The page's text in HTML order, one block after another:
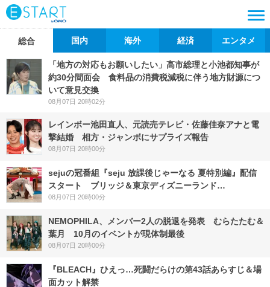
総合 国内 海外 経済 エンタメ
「地方の対応もお願いしたい」高市総理と小池都知事が
約30分間面会 食料品の消費税減税に伴う地方財源につ
いて意見交換
08月07日 20時02分
レインボー池田直人、元読売テレビ・佐藤佳奈アナと電
撃結婚 相方・ジャンボにサプライズ報告
08月07日 20時00分
sejuの冠番組『seju 放課後じゃーなる 夏特別編』配信
スタート ブリッジ＆東京ディズニーランド…
08月07日 20時00分
NEMOPHILA、メンバー2人の脱退を発表 むらたたむ＆
葉月 10月のイベントが現体制最後
08月07日 20時00分
『BLEACH』ひえっ…死闘だらけの第43話あらすじ＆場
面カット解禁